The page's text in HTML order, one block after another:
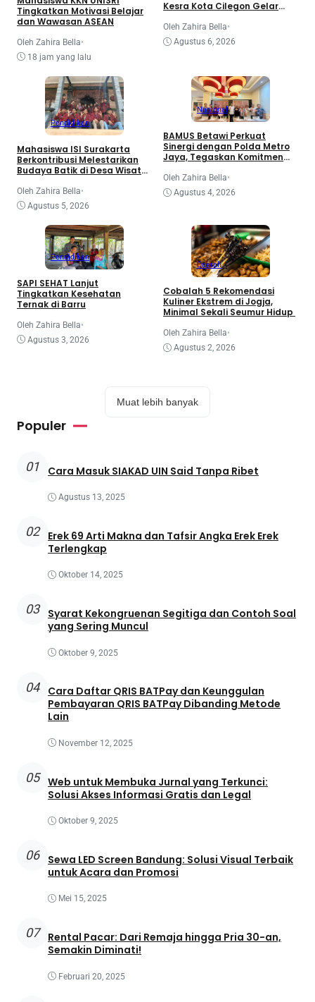
Tingkatkan Motivasi Belajar
dan Wawasan ASEAN
Oleh Zahira Bella•
18 jam yang lalu
Kesra Kota Cilegon Gelar
Juare
Oleh Zahira Bella•
Agustus 6, 2026
Pendidikan
Mahasiswa ISI Surakarta
Berkontribusi Melestarikan
Budaya Batik di Desa Wisata
Oleh Zahira Bella•
Agustus 5, 2026
Nasional
BAMUS Betawi Perkuat
Sinergi dengan Polda Metro
Jaya, Tegaskan Komitmen
Damai, dan Kondusif Jelang
HUT ke-81 Republik Indonesia
Oleh Zahira Bella•
Agustus 4, 2026
Pendidikan
SAPI SEHAT Lanjut
Tingkatkan Kesehatan
Ternak di Barru
Oleh Zahira Bella•
Agustus 3, 2026
Daerah
Cobalah 5 Rekomendasi
Kuliner Ekstrem di Jogja,
Minimal Sekali Seumur Hidup
Oleh Zahira Bella•
Agustus 2, 2026
Muat lebih banyak
Populer
01 Cara Masuk SIAKAD UIN Said Tanpa Ribet
Agustus 13, 2025
02
Erek 69 Arti Makna dan Tafsir Angka Erek Erek
Terlengkap
Oktober 14, 2025
03
Syarat Kekongruenan Segitiga dan Contoh Soal
yang Sering Muncul
Oktober 9, 2025
04
Cara Daftar QRIS BATPay dan Keunggulan
Pembayaran QRIS BATPay Dibanding Metode
Lain
November 12, 2025
05 Web untuk Membuka Jurnal yang Terkunci:
Solusi Akses Informasi Gratis dan Legal
Oktober 9, 2025
06
Sewa LED Screen Bandung: Solusi Visual Terbaik
untuk Acara dan Promosi
Mei 15, 2025
07
Rental Pacar: Dari Remaja hingga Pria 30-an,
Semakin Diminati!
Februari 20, 2025